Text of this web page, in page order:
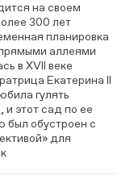
на своем
300 лет
планировка
аллеями
в XVII веке
Екатерина II
гулять
и этот сад по ее
был обустроен с
для